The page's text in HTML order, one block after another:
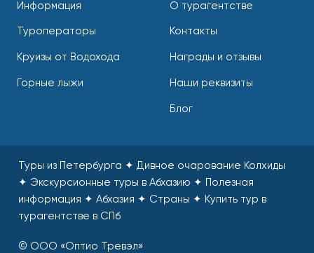
Информация
Туроператоры
Круизы от Водохода
Горные лыжи
О турагентстве
Контакты
Награды и отзывы
Наши реквизиты
Блог
Туры из Петербурга ✦ Дивное очарование Колхиды
✦ Экскурсионные туры в Абхазию ✦ Полезная
информация ✦ Абхазия ✦ Страны ✦ Купить тур в
турагентстве в СПб
© ООО «Оптио Тревэл»